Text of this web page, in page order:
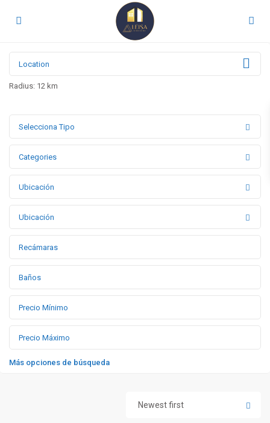
Radius: 12 km
Selecciona Tipo
Categories
Ubicación
Ubicación
Más opciones de búsqueda
Newest first